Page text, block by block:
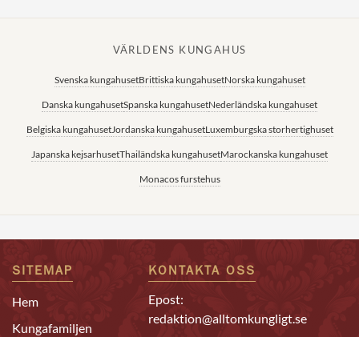
VÄRLDENS KUNGAHUS
Svenska kungahusetBrittiska kungahusetNorska kungahuset
Danska kungahusetSpanska kungahusetNederländska kungahuset
Belgiska kungahusetJordanska kungahusetLuxemburgska storhertighuset
Japanska kejsarhusetThailändska kungahusetMarockanska kungahuset
Monacos furstehus
SITEMAP
Hem
Kungafamiljen
KONTAKTA OSS
Epost:
redaktion@alltomkungligt.se